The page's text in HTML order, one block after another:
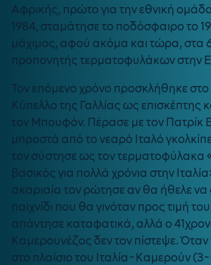
Αφρικής, πρώτο για την εθνική
1984, σταμάτησε το ποδόσφαιρο το
μάχιμος, αφού ακόμα και τώρα, στα
προπονητής τερματοφυλάκων στην
Τον επόμενο χρόνο προσκλήθηκε
Κύπελλο της Γαλλίας ως επισκέπτης
τον Μπουφόν. Πέρασε με τον Πατρίκ
μπροστά από το νεαρό Ιταλό
τον σύστησε ως τον τερματοφύλακα
βασικός για πολλά χρόνια στην
ακαριαία τον ρώτησε αν θα ήθελε να
παιχνίδι που θα γινόταν προς τιμή
απάντησε καταφατικά, αλλά ο
Καμερουνέζος δεν τον πίστεψε.
στο πλαίσιο του Ιταλία-Καμερούν